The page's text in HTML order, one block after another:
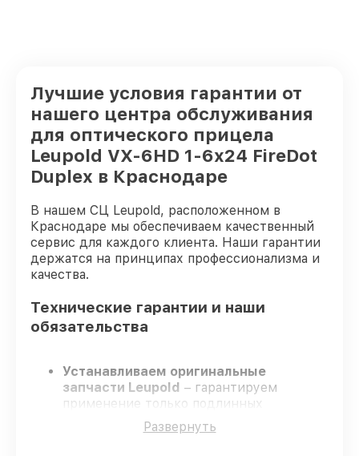
Лучшие условия гарантии от
нашего центра обслуживания
для оптического прицела
Leupold VX-6HD 1-6x24 FireDot
Duplex в Краснодаре
В нашем СЦ Leupold, расположенном в
Краснодаре мы обеспечиваем качественный
сервис для каждого клиента. Наши гарантии
держатся на принципах профессионализма и
качества.
Технические гарантии и наши
обязательства
Устанавливаем оригинальные
запчасти Leupold – гарантируем
применение только подлинных
комплектующих.
Сертифицированные специалисты
Развернуть